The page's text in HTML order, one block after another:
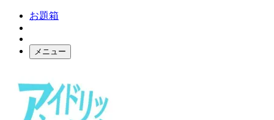
お題箱
メニュー
ログイン